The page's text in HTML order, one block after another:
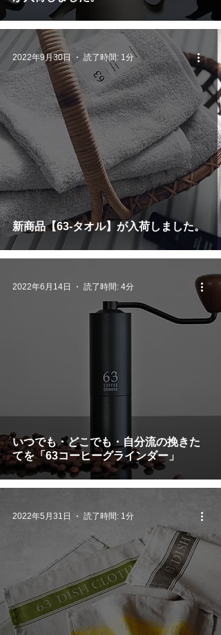
新商品【63-タオル】が入荷しました。
2022年9月30日 読了時間: 1分
いつでも・どこでも・自分流の挽きた
てを「63コーヒーグラインダー」
2022年6月14日 読了時間: 4分
2022年5月31日 読了時間: 1分